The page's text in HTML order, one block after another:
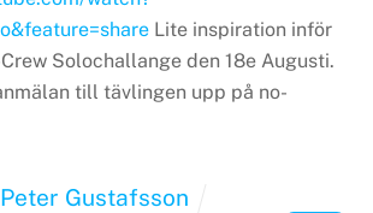
Lite inspiration inför
Solochallange den 18e Augusti.
till tävlingen upp på no-
Peter Gustafsson